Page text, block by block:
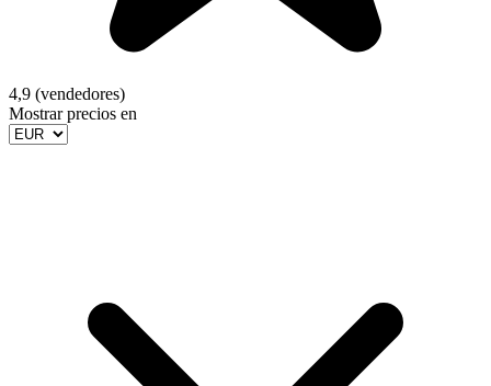
4,9 (vendedores)
Mostrar precios en